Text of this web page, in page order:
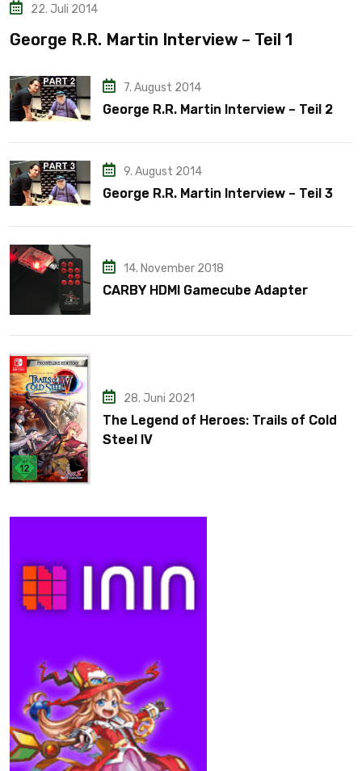
22. Juli 2014
George R.R. Martin Interview – Teil 1
7. August 2014
George R.R. Martin Interview – Teil 2
9. August 2014
George R.R. Martin Interview – Teil 3
14. November 2018
CARBY HDMI Gamecube Adapter
28. Juni 2021
The Legend of Heroes: Trails of Cold
Steel IV